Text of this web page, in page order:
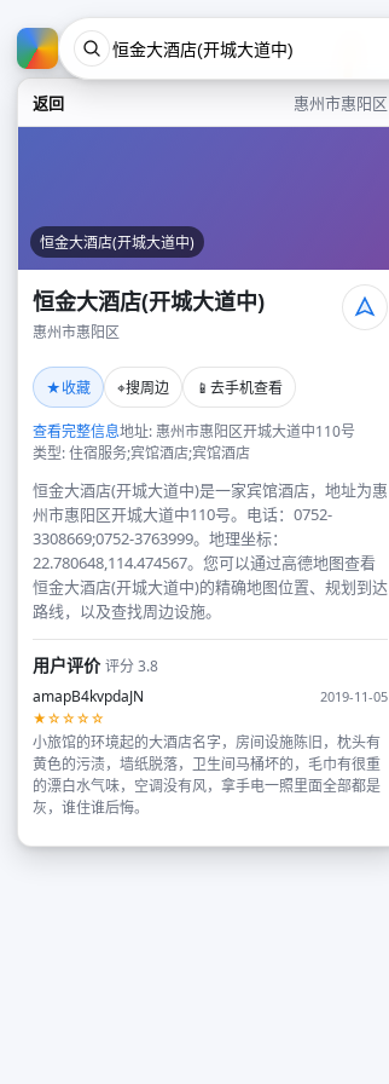
返回 惠州市惠阳区
恒金大酒店(开城大道中)
恒金大酒店(开城大道中)
惠州市惠阳区
★收藏 ⌖搜周边 📱 去手机查看
查看完整信息地址: 惠州市惠阳区开城大道中110号
类型: 住宿服务;宾馆酒店;宾馆酒店
恒金大酒店(开城大道中)是一家宾馆酒店，地址为惠
州市惠阳区开城大道中110号。电话：0752-
3308669;0752-3763999。地理坐标：
22.780648,114.474567。您可以通过高德地图查看
恒金大酒店(开城大道中)的精确地图位置、规划到达
路线，以及查找周边设施。
用户评价评分 3.8
amapB4kvpdaJN
2019-11-05
★☆☆☆☆
小旅馆的环境起的大酒店名字，房间设施陈旧，枕头有
黄色的污渍，墙纸脱落，卫生间马桶坏的，毛巾有很重
的漂白水气味，空调没有风，拿手电一照里面全部都是
灰，谁住谁后悔。